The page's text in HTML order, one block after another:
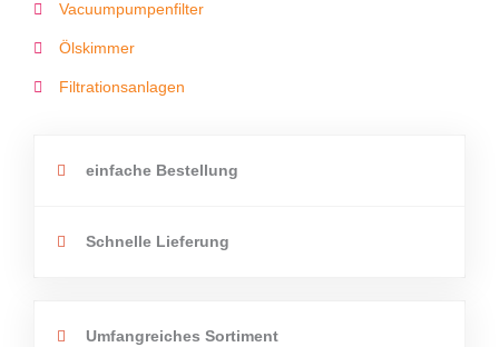
Vacuumpumpenfilter
Ölskimmer
Filtrationsanlagen
einfache Bestellung
Schnelle Lieferung
Umfangreiches Sortiment